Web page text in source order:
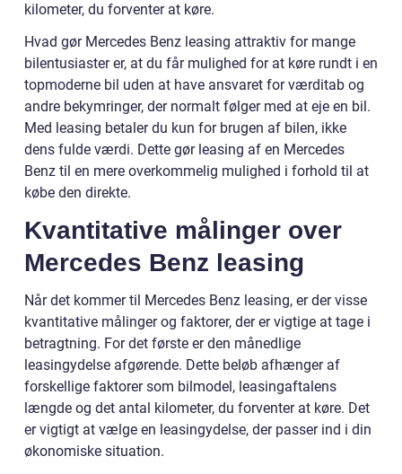
kilometer, du forventer at køre.
Hvad gør Mercedes Benz leasing attraktiv for mange
bilentusiaster er, at du får mulighed for at køre rundt i en
topmoderne bil uden at have ansvaret for værditab og
andre bekymringer, der normalt følger med at eje en bil.
Med leasing betaler du kun for brugen af bilen, ikke
dens fulde værdi. Dette gør leasing af en Mercedes
Benz til en mere overkommelig mulighed i forhold til at
købe den direkte.
Kvantitative målinger over
Mercedes Benz leasing
Når det kommer til Mercedes Benz leasing, er der visse
kvantitative målinger og faktorer, der er vigtige at tage i
betragtning. For det første er den månedlige
leasingydelse afgørende. Dette beløb afhænger af
forskellige faktorer som bilmodel, leasingaftalens
længde og det antal kilometer, du forventer at køre. Det
er vigtigt at vælge en leasingydelse, der passer ind i din
økonomiske situation.